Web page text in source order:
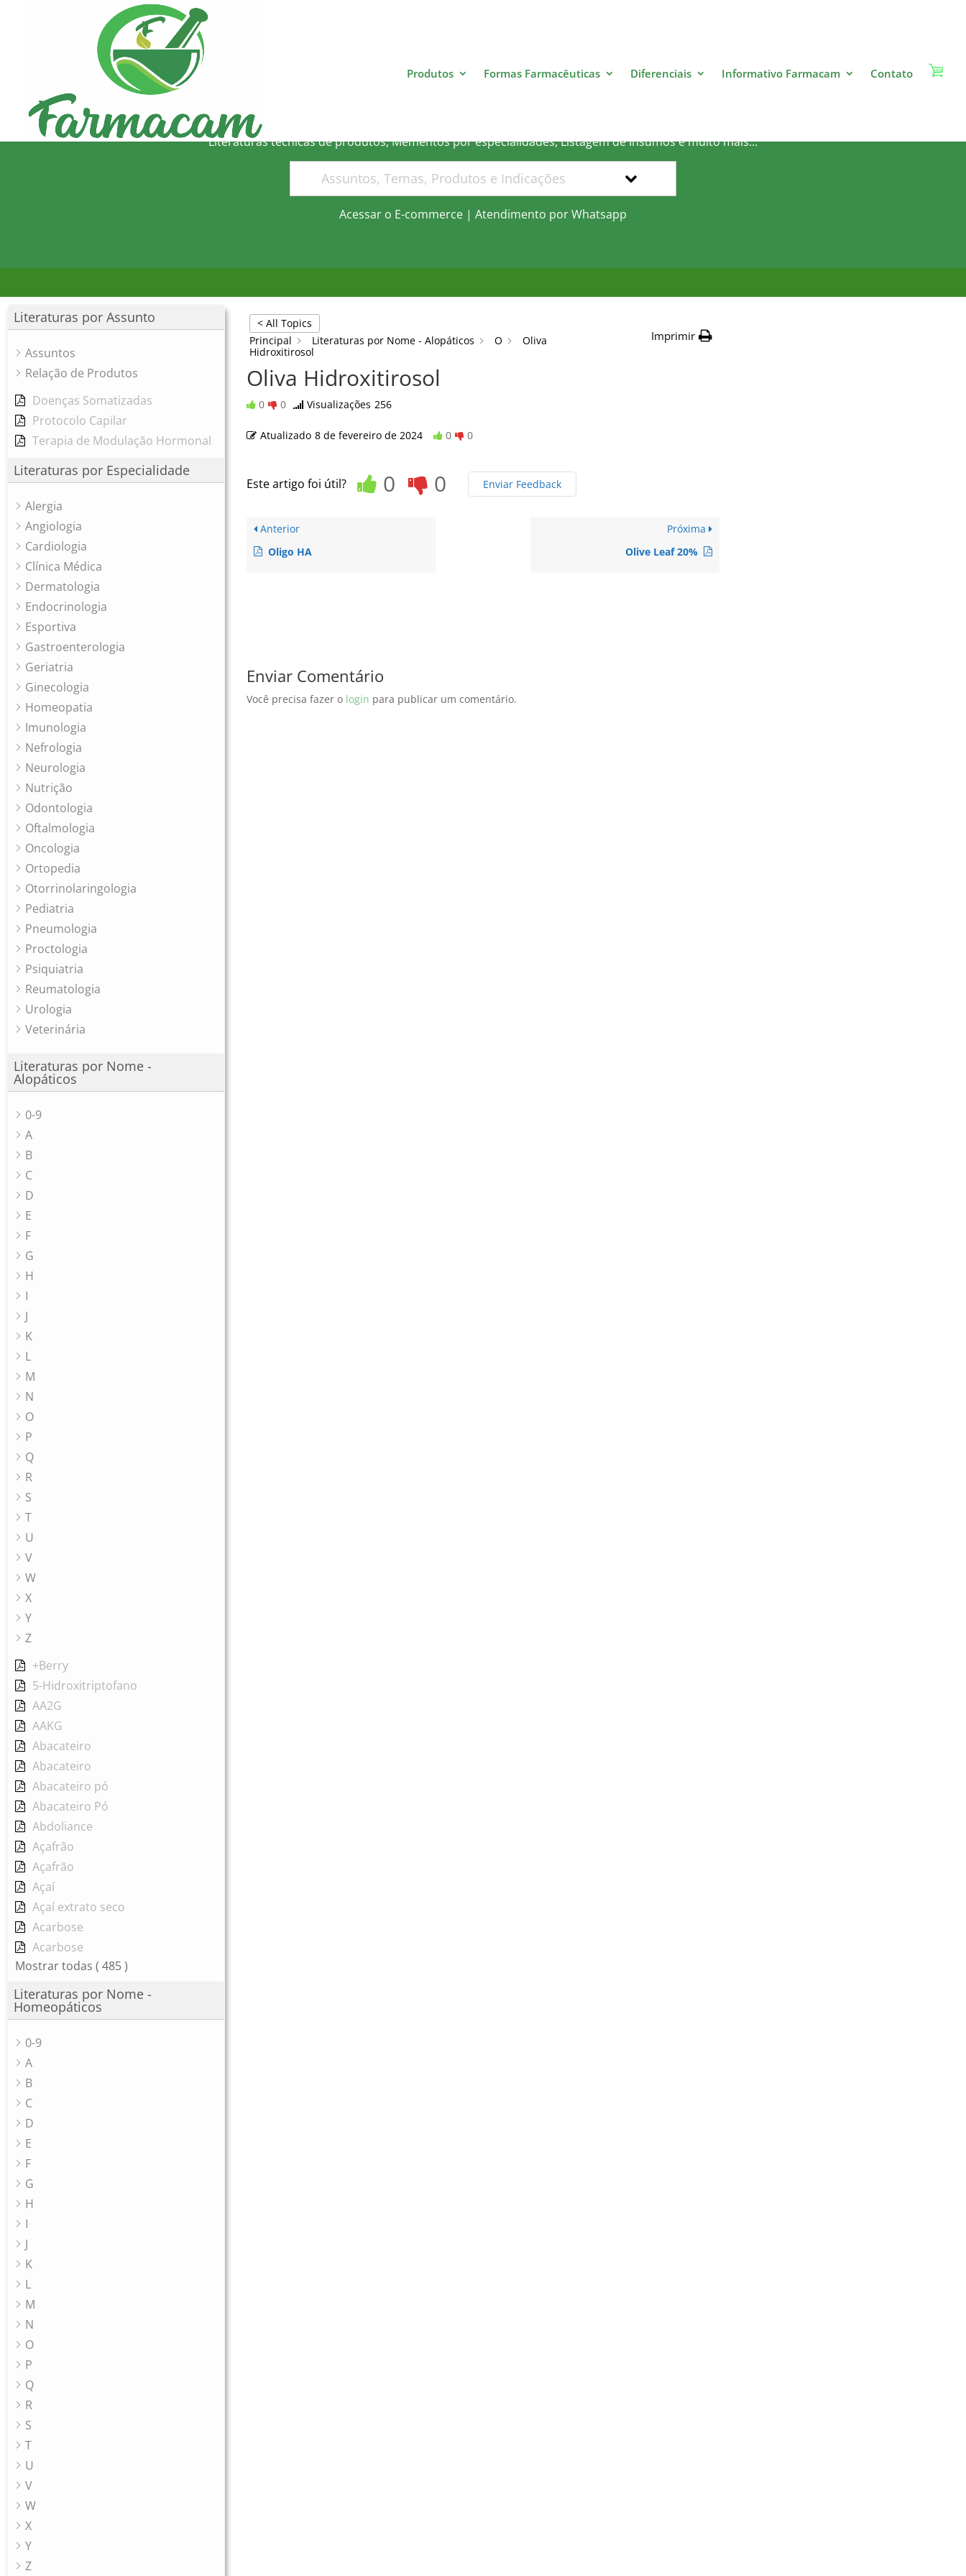
Produtos Formas Farmacêuticas Diferenciais Informativo Farmacam Contato
Literaturas técnicas de produtos, Mementos por especialidades, Listagem de Insumos e muito mais...
Acessar o E-commerce | Atendimento por Whatsapp
Literaturas por Assunto
Assuntos
Relação de Produtos
Doenças Somatizadas
Protocolo Capilar
Terapia de Modulação Hormonal
Literaturas por Especialidade
Alergia
Angiologia
Cardiologia
Clínica Médica
Dermatologia
Endocrinologia
Esportiva
Gastroenterologia
Geriatria
Ginecologia
Homeopatia
Imunologia
Nefrologia
Neurologia
Nutrição
Odontologia
Oftalmologia
Oncologia
Ortopedia
Otorrinolaringologia
Pediatria
Pneumologia
Proctologia
Psiquiatria
Reumatologia
Urologia
Veterinária
Literaturas por Nome -
Alopáticos
0-9
A
B
C
D
E
F
G
H
I
J
K
L
M
N
O
P
Q
R
S
T
U
V
W
X
Y
Z
+Berry
5-Hidroxitriptofano
AA2G
AAKG
Abacateiro
Abacateiro
Abacateiro pó
Abacateiro Pó
Abdoliance
Açafrão
Açafrão
Açaí
Açaí extrato seco
Acarbose
Acarbose
Mostrar todas ( 485 )
Literaturas por Nome -
Homeopáticos
0-9
A
B
C
D
E
F
G
H
I
J
K
L
M
N
O
P
Q
R
S
T
U
V
W
X
Y
Z
< All Topics
Principal
Literaturas por Nome - Alopáticos O
Oliva
Hidroxitirosol
Imprimir
Oliva Hidroxitirosol
0 0 Visualizações 256
Atualizado 8 de fevereiro de 2024 0 0
Este artigo foi útil? 0 0 Enviar Feedback
Anterior
Oligo HA
Próxima
Olive Leaf 20%
Enviar Comentário
Você precisa fazer o login para publicar um comentário.